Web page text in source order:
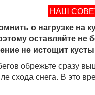
НАШ
о нагрузке на
оставляйте не
не истощит
обрежьте сразу
схода снега. В это